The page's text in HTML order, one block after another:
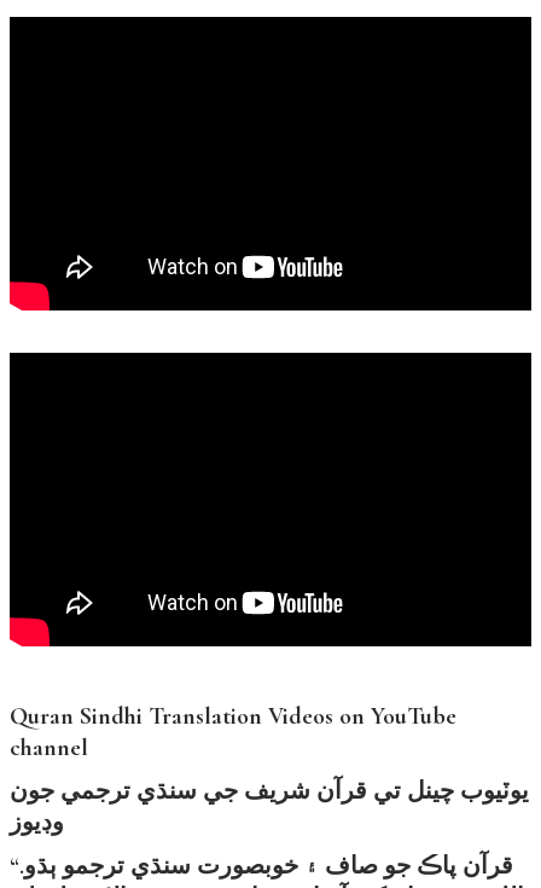
Quran Sindhi Translation Videos on YouTube
channel
يوٽيوب چينل تي قرآن شريف جي سنڌي ترجمي جون
وڊيوز
“قرآن پاڪ جو صاف ۽ خوبصورت سنڌي ترجمو ٻڌو.